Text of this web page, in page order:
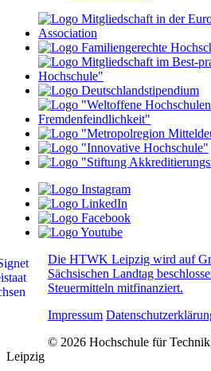
Die HTWK Leipzig wird auf
Sächsischen Landtag
Steuermitteln mitfinanziert.
Impressum
© 2026 Hochschule für
Leipzig